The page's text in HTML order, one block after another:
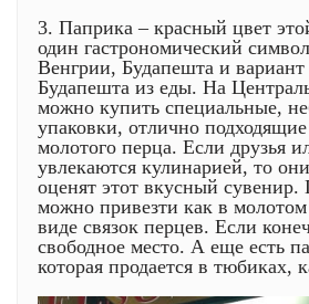
3. Паприка – красный цвет
один гастрономический
Венгрии, Будапешта и вариант
Будапешта из еды. На
можно купить специальные,
упаковки, отлично
молотого перца. Если друзья
увлекаются кулинарией, то
оценят этот вкусный
можно привезти как в
виде связок перцев. Если
свободное место. А еще есть
которая продается в тюбиках,